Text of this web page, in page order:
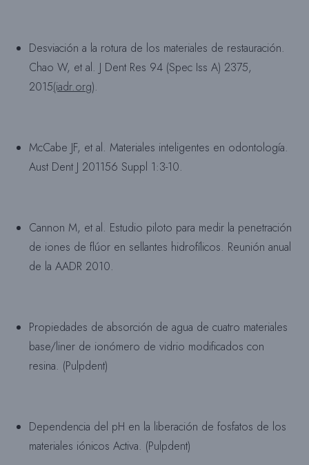
Desviación a la rotura de los materiales de restauración.
Chao W, et al. J Dent Res 94 (Spec Iss A) 2375,
2015(iadr.org).
McCabe JF, et al. Materiales inteligentes en odontología.
Aust Dent J 201156 Suppl 1:3-10.
Cannon M, et al. Estudio piloto para medir la penetración
de iones de flúor en sellantes hidrofílicos. Reunión anual
de la AADR 2010.
Propiedades de absorción de agua de cuatro materiales
base/liner de ionómero de vidrio modificados con
resina. (Pulpdent)
Dependencia del pH en la liberación de fosfatos de los
materiales iónicos Activa. (Pulpdent)